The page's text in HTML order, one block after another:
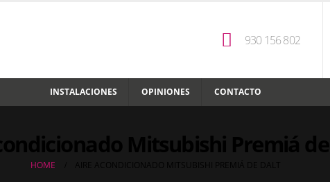
930 156 802
INSTALACIONES OPINIONES CONTACTO
HOME